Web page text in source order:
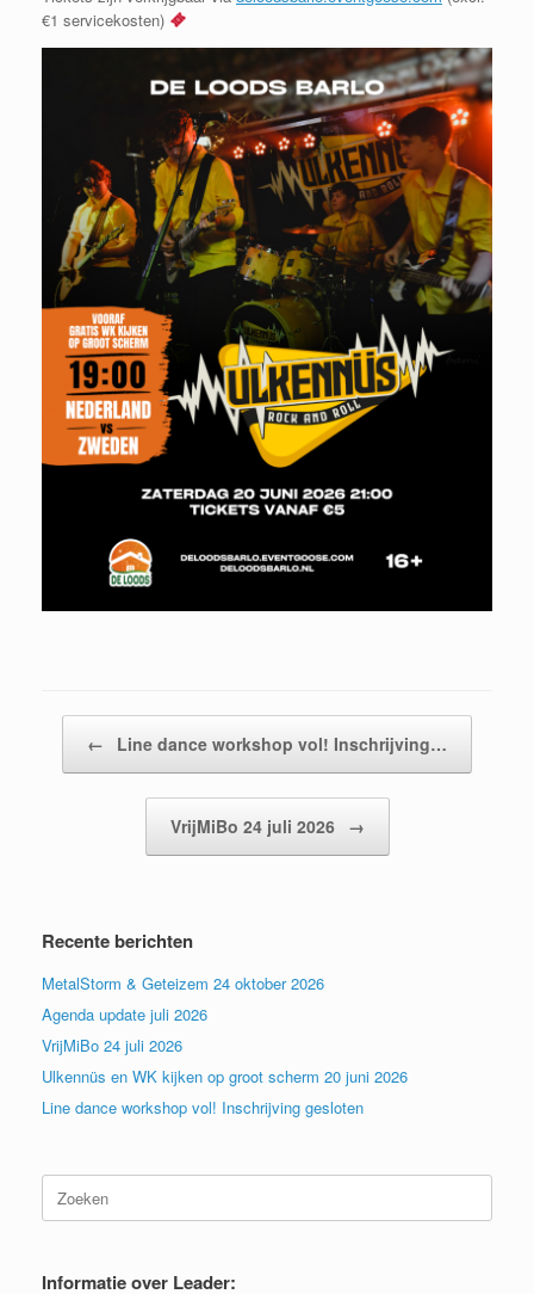
€1 servicekosten)
← Line dance workshop vol! Inschrijving…
VrijMiBo 24 juli 2026 →
Recente berichten
MetalStorm & Geteizem 24 oktober 2026
Agenda update juli 2026
VrijMiBo 24 juli 2026
Ulkennüs en WK kijken op groot scherm 20 juni 2026
Line dance workshop vol! Inschrijving gesloten
Zoeken
naar:
Informatie over Leader: